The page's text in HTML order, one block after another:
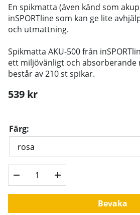
En spikmatta (även känd som
inSPORTline som kan ge lite
och utmattning.
Spikmatta AKU-500 från
ett miljövänligt och absorberande
består av 210 st spikar.
539 kr
Färg:
Bevaka